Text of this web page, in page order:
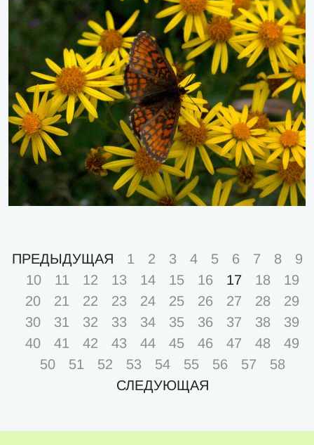
ПРЕДЫДУЩАЯ 1 2 3 4 5 6 7 8
9
10
11 12 13 14 15 16 17 18
19
20
21 22 23 24 25 26 27 28
29
30
31 32 33 34 35 36 37 38
39
40
41 42 43 44 45 46 47 48
49
50
51 52 53 54 55 56 57
58
СЛЕДУЮЩАЯ